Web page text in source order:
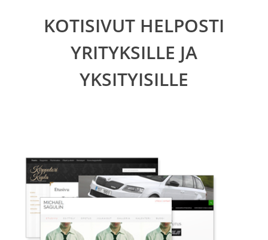
KOTISIVUT HELPOSTI
YRITYKSILLE JA
YKSITYISILLE